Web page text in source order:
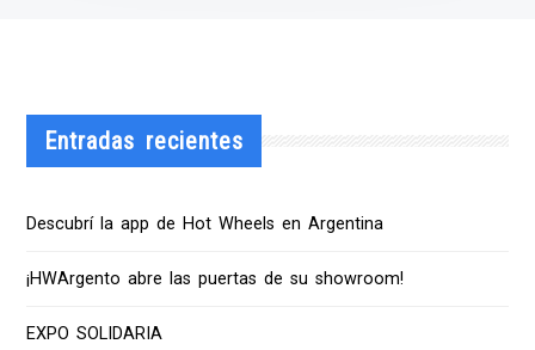
Entradas recientes
Descubrí la app de Hot Wheels en Argentina
¡HWArgento abre las puertas de su showroom!
EXPO SOLIDARIA